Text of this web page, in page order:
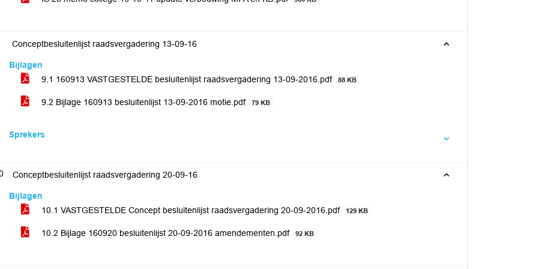
Conceptbesluitenlijst raadsvergadering 13-09-16
Bijlagen
9.1 160913 VASTGESTELDE besluitenlijst raadsvergadering 13-09-2016.pdf
88 KB
9.2 Bijlage 160913 besluitenlijst 13-09-2016 motie.pdf 79 KB
Sprekers
Conceptbesluitenlijst raadsvergadering 20-09-16
Bijlagen
10.1 VASTGESTELDE Concept besluitenlijst raadsvergadering 20-09-2016.pdf
129 KB
10.2 Bijlage 160920 besluitenlijst 20-09-2016 amendementen.pdf 92 KB